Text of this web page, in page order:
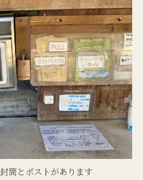
筒とポストがあります